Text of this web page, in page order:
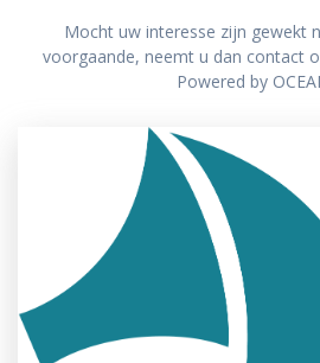
Mocht uw interesse zijn gewekt
voorgaande, neemt u dan contact
Powered by